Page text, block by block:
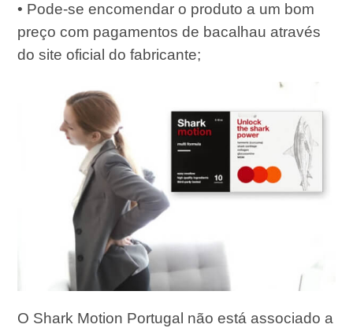
• Pode-se encomendar o produto a um bom
preço com pagamentos de bacalhau através
do site oficial do fabricante;
O Shark Motion Portugal não está associado a